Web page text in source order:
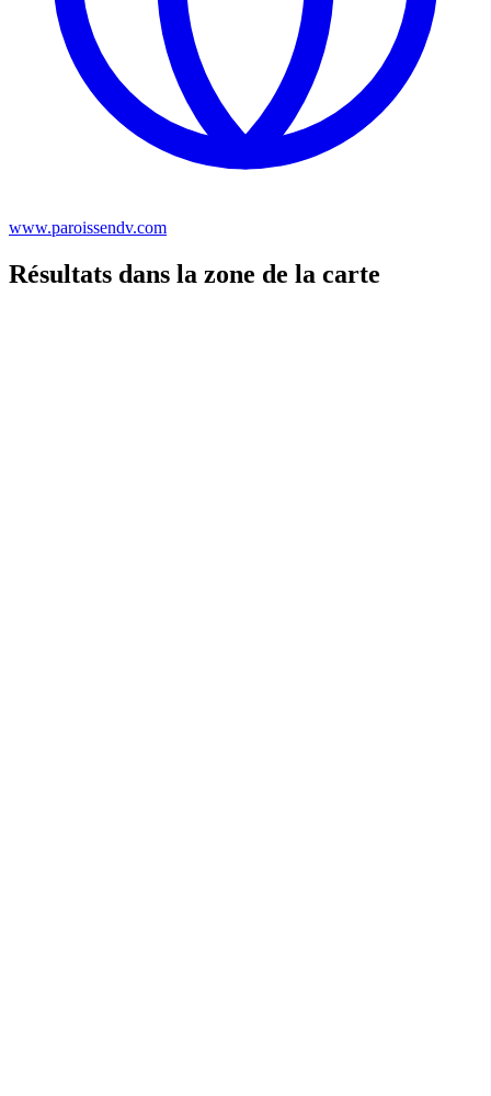
www.paroissendv.com
Résultats dans la zone de la carte